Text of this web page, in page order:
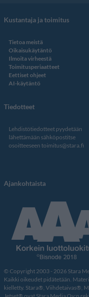
Kustantaja ja toimitus
Tietoa meistä
Oikaisukäytäntö
Ilmoita virheestä
Toimitusperiaatteet
Eettiset ohjeet
AI-käytäntö
Tiedotteet
Lehdistötiedotteet pyydetään
lähettämään sähköpostitse
osoitteeseen toimitus@stara.fi
Ajankohtaista
© Copyright 2003 - 2026 Stara
Kaikki oikeudet pidätetään.
kielletty. Stara®, Viihdetaivas®,